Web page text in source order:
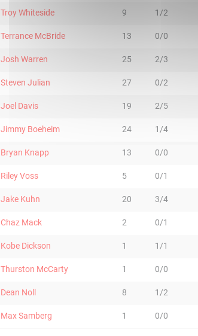
Troy Whiteside 9 1/2
Terrance McBride 13 0/0
Josh Warren 25 2/3
Steven Julian 27 0/2
Joel Davis 19 2/5
Jimmy Boeheim 24 1/4
Bryan Knapp 13 0/0
Riley Voss 5 0/1
Jake Kuhn 20 3/4
Chaz Mack 2 0/1
Kobe Dickson 1 1/1
Thurston McCarty 1 0/0
Dean Noll 8 1/2
Max Samberg 1 0/0